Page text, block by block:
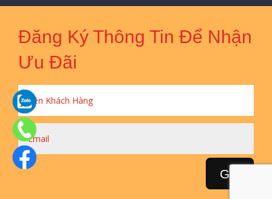
Đăng Ký Thông Tin Để Nhận
Ưu Đãi
Gửi